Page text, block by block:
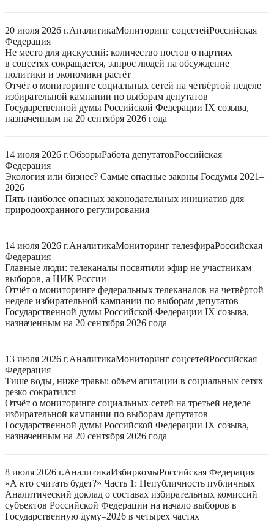
20 июля 2026 г.АналитикаМониторинг соцсетейРоссийская
Федерация
Не место для дискуссий: количество постов о партиях
в соцсетях сокращается, запрос людей на обсуждение
политики и экономики растёт
Отчёт о мониторинге социальных сетей на четвёртой неделе
избирательной кампании по выборам депутатов
Государственной думы Российской Федерации IX созыва,
назначенным на 20 сентября 2026 года
14 июля 2026 г.ОбзорыРабота депутатовРоссийская
Федерация
Экология или бизнес? Самые опасные законы Госдумы 2021–
2026
Пять наиболее опасных законодательных инициатив для
природоохранного регулирования
14 июля 2026 г.АналитикаМониторинг телеэфираРоссийская
Федерация
Главные люди: телеканалы посвятили эфир не участникам
выборов, а ЦИК России
Отчёт о мониторинге федеральных телеканалов на четвёртой
неделе избирательной кампании по выборам депутатов
Государственной думы Российской Федерации IX созыва,
назначенным на 20 сентября 2026 года
13 июля 2026 г.АналитикаМониторинг соцсетейРоссийская
Федерация
Тише воды, ниже травы: объем агитации в социальных сетях
резко сократился
Отчёт о мониторинге социальных сетей на третьей неделе
избирательной кампании по выборам депутатов
Государственной думы Российской Федерации IX созыва,
назначенным на 20 сентября 2026 года
8 июля 2026 г.АналитикаИзбиркомыРоссийская Федерация
«А кто считать будет?» Часть 1: Непубличность публичных
Аналитический доклад о составах избирательных комиссий
субъектов Российской Федерации на начало выборов в
Государственную думу–2026 в четырех частях